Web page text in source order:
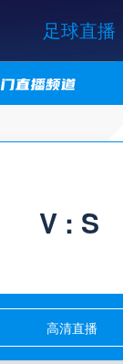
足球直播
V : S
高清直播